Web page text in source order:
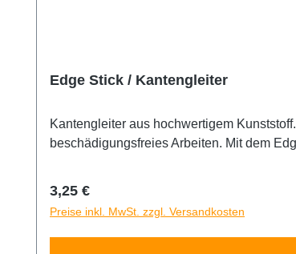
Edge Stick / Kantengleiter
Kantengleiter aus hochwertigem Kunststoff. Professionelles
beschädigungsfreies Arbeiten. Mit dem
Regulärer Preis:
3,25 €
Preise inkl. MwSt. zzgl. Versandkosten